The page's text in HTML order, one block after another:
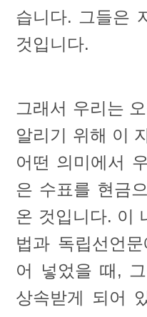
습니다. 그들은
것입니다.
그래서 우리는
알리기 위해 이
어떤 의미에서
은 수표를 현금
온 것입니다. 이
법과 독립선언
어 넣었을 때,
상속받게 되어